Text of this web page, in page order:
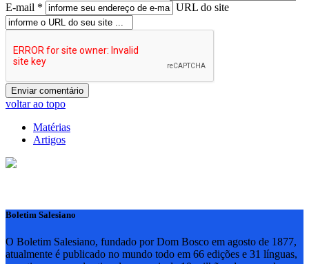
E-mail *
URL do site
voltar ao topo
Matérias
Artigos
Boletim Salesiano
O Boletim Salesiano, fundado por Dom Bosco em agosto de 1877,
atualmente é publicado no mundo todo em 66 edições e 31 línguas,